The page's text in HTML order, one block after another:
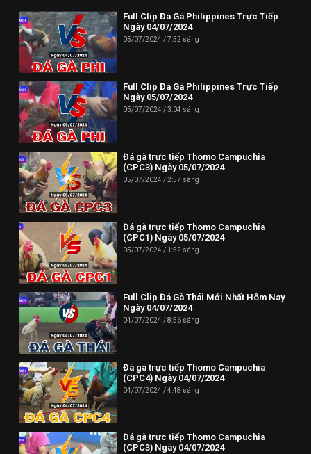
20:40 | Trận 4: A.Vinh B.Tre (3250g) vs A.Tuấn H.Môn (3200g)
41:35 | Trận 5: A.Mỹ (2960g) vs A.Nhựt (2920g)
Thông tin liên hệ:
Website: https://dagatructiep.tube/
Email:info@dagatructiep.tube
Phone: (024) 62730234
Địa chỉ: HUD3 Tower, 121-123 Đ. Tô Hiệu, P. Nguyễn Trãi, Hà
Đông, Hà Nội 100000, Việt Nam
--------------------------//----------------------
✪ Đừng quên Bấn vào đăng ký Dagatructiep.Tube để cập nhật
những Video đá gà trực tiếp - Đá gà Thomo - Đá gà Campuchia
mới nhất hôm nay!
--------------------------//----------------------
© Bản quyền thuộc về Dagatructiep.Tube
© Mọi thông tin bản quyền hay khiếu nại liên hệ :
info@dagatructiep.tube
Full Clip Đá Gà Philippines Trực Tiếp
Ngày 04/07/2024
05/07/2024 7:52 sáng
Full Clip Đá Gà Philippines Trực Tiếp
Ngày 05/07/2024
05/07/2024 3:04 sáng
Đá gà trực tiếp Thomo Campuchia
(CPC3) Ngày 05/07/2024
05/07/2024 2:57 sáng
Đá gà trực tiếp Thomo Campuchia
(CPC1) Ngày 05/07/2024
05/07/2024 1:52 sáng
Full Clip Đá Gà Thái Mới Nhất Hôm Nay
Ngày 04/07/2024
04/07/2024 8:56 sáng
Đá gà trực tiếp Thomo Campuchia
(CPC4) Ngày 04/07/2024
04/07/2024 4:48 sáng
Đá gà trực tiếp Thomo Campuchia
(CPC3) Ngày 04/07/2024